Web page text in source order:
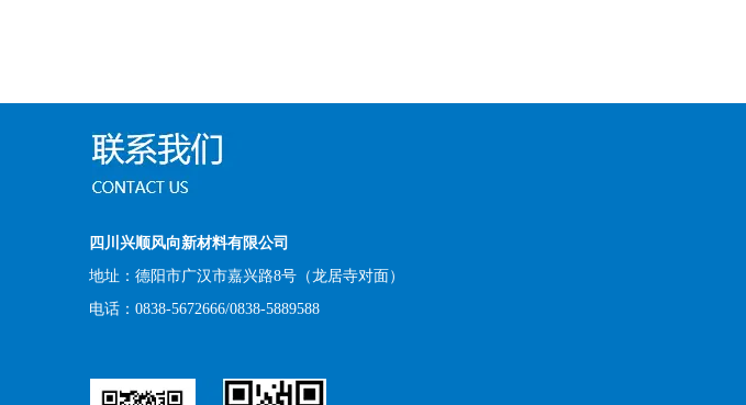
四川兴顺风向新材料有限公司
地址：德阳市广汉市嘉兴路8号（龙居寺对面）
电话：0838-5672666/0838-5889588